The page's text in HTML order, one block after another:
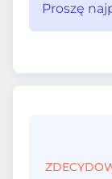
Proszę